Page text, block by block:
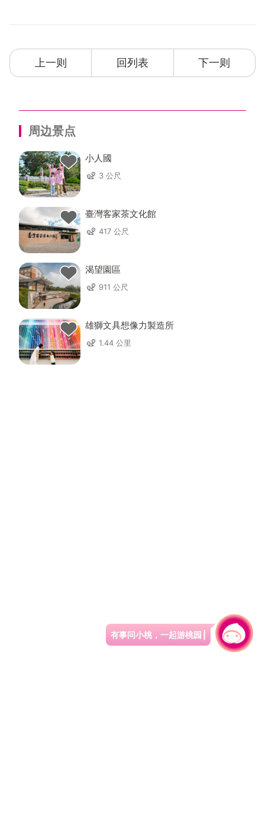
上一则 回列表 下一则
周边景点
小人國
3 公尺
臺灣客家茶文化館
417 公尺
渴望園區
911 公尺
雄獅文具想像力製造所
1.44 公里
有事问小桃，一起游桃园